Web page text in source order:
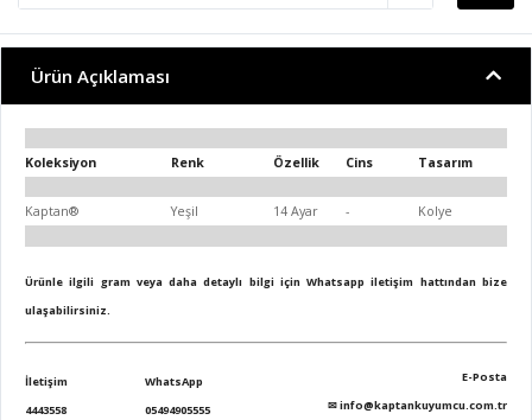
Ürün Açıklaması
Koleksiyon Renk Özellik Cins Tasarım
Kaptan® Yeşil 14 Ayar - Kolye
Ürünle ilgili gram veya daha detaylı bilgi için Whatsapp iletişim hattından bize
ulaşabilirsiniz.
İletişim
4443558
WhatsApp
05494905555
E-Posta
✉info@kaptankuyumcu.com.tr